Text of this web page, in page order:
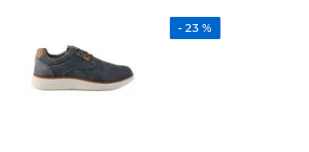
23 %
3.